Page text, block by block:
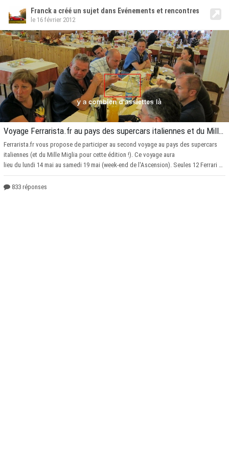
Franck a créé un sujet dans Evénements et rencontres
le 16 février 2012
Voyage Ferrarista.fr au pays des supercars italiennes et du Mille Miglia 2012
Ferrarista.fr vous propose de participer au second voyage au pays des supercars
italiennes (et du Mille Miglia pour cette édition !). Ce voyage aura
lieu du lundi 14 mai au samedi 19 mai (week-end de l'Ascension). Seules 12 Ferrari seront acceptées, pas une de plus, soit 24 participants. Lien vers les détails et photos du voyage de septembre 2011 au pays des supercars italiennes : http://www.ferrarista.fr/ferrari-forum/index.php/topic,322.0.html Programme du voyage (en cours de finalisa
833 réponses